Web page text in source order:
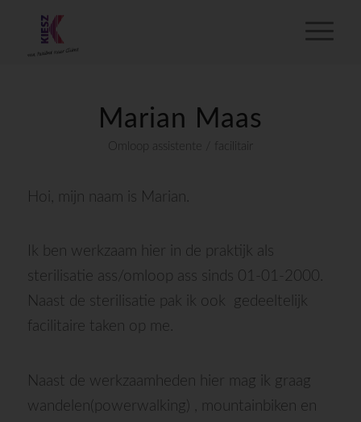
Marian Maas
Omloop assistente / facilitair
Hoi, mijn naam is Marian.
Ik ben werkzaam hier in de praktijk als
sterilisatie ass/omloop ass sinds 01-01-2000.
Naast de sterilisatie pak ik ook gedeeltelijk
facilitaire taken op me.
Naast de werkzaamheden hier mag ik graag
wandelen(powerwalking) , mountainbiken en